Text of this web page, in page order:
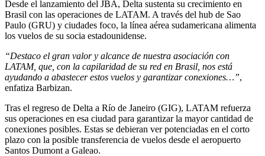
Desde el lanzamiento del JBA, Delta sustenta su crecimiento en
Brasil con las operaciones de LATAM. A través del hub de Sao
Paulo (GRU) y ciudades foco, la línea aérea sudamericana alimenta
los vuelos de su socia estadounidense.
“Destaco el gran valor y alcance de nuestra asociación con
LATAM, que, con la capilaridad de su red en Brasil, nos está
ayudando a abastecer estos vuelos y garantizar conexiones…”,
enfatiza Barbizan.
Tras el regreso de Delta a Río de Janeiro (GIG), LATAM refuerza
sus operaciones en esa ciudad para garantizar la mayor cantidad de
conexiones posibles. Estas se debieran ver potenciadas en el corto
plazo con la posible transferencia de vuelos desde el aeropuerto
Santos Dumont a Galeao.